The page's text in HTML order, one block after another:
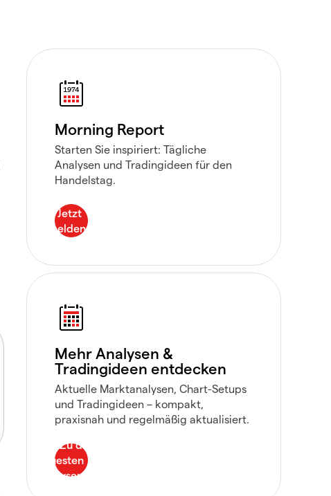
Morning Report
Starten Sie inspiriert: Tägliche
Analysen und Tradingideen für den
Handelstag.
Mehr Analysen &
Tradingideen entdecken
Aktuelle Marktanalysen, Chart-Setups
und Tradingideen – kompakt,
praxisnah und regelmäßig aktualisiert.